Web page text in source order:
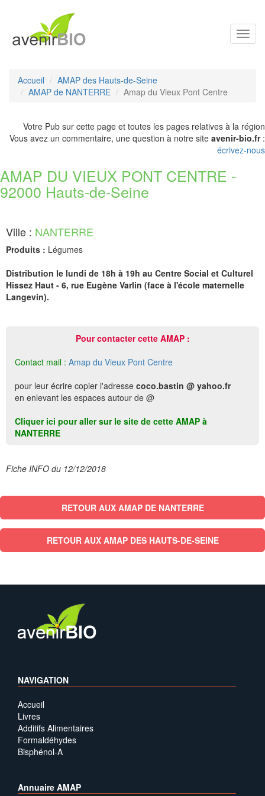
Accueil
AMAP des Hauts-de-Seine
AMAP de NANTERRE
Amap du Vieux Pont Centre
Votre Pub sur cette page et toutes les pages relatives à la région
Vous avez un commentaire, une question à notre site avenir-bio.fr:
écrivez-nous
AMAP DU VIEUX PONT CENTRE -
92000 Hauts-de-Seine
Ville : NANTERRE
Produits : Légumes
Distribution le lundi de 18h à 19h au Centre Social et Culturel
Hissez Haut - 6, rue Eugène Varlin (face à l'école maternelle
Langevin).
Pour contacter cette AMAP :
Contact mail : Amap du Vieux Pont Centre
pour leur écrire copier l'adresse coco.bastin @ yahoo.fr
en enlevant les espaces autour de @
Cliquer ici pour aller sur le site de cette AMAP à
NANTERRE
Fiche INFO du 12/12/2018
RETOUR AUX AMAP DE NANTERRE
RETOUR AUX AMAP DES HAUTS-DE-SEINE
NAVIGATION
Accueil
Livres
Additifs Alimentaires
Formaldéhydes
Bisphénol-A
Annuaire AMAP